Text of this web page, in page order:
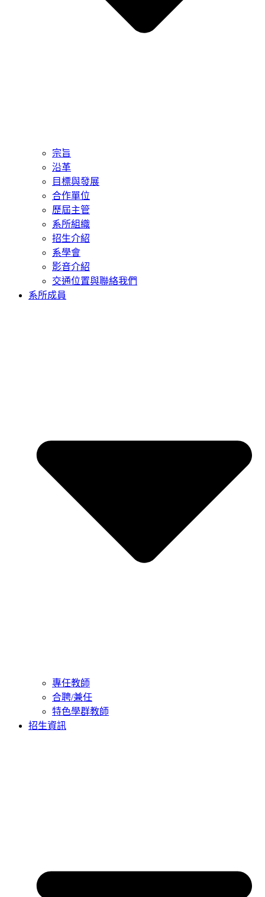
宗旨
沿革
目標與發展
合作單位
歷屆主管
系所組織
招生介紹
系學會
影音介紹
交通位置與聯絡我們
系所成員
專任教師
合聘/兼任
特色學群教師
招生資訊